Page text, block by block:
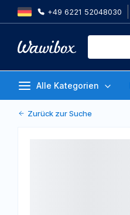
+49 6221 52048030
Alle Kategorien
Von AcrylX
Zurück zur Suche